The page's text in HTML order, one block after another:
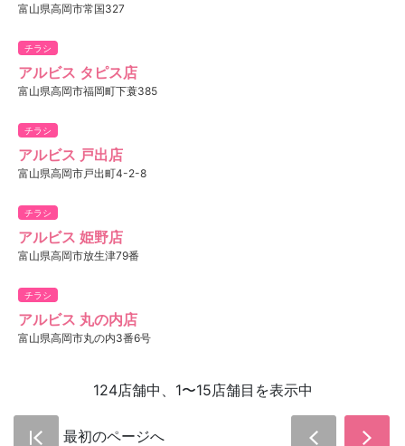
富山県高岡市常国327
チラシ
アルビス タピス店
富山県高岡市福岡町下蓑385
チラシ
アルビス 戸出店
富山県高岡市戸出町4-2-8
チラシ
アルビス 姫野店
富山県高岡市放生津79番
チラシ
アルビス 丸の内店
富山県高岡市丸の内3番6号
124店舗中、1〜15店舗目を表示中
最初のページへ